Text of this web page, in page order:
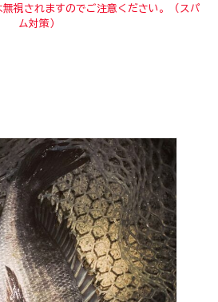
視されますのでご注意ください。（スパ
ム対策）